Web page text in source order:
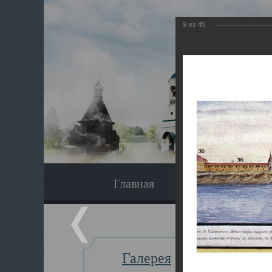
Главная Экскурсия
Галерея
9 из 45